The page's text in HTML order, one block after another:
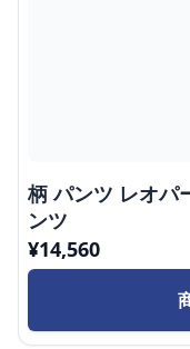
柄 パンツ レオパ
ンツ
¥14,560